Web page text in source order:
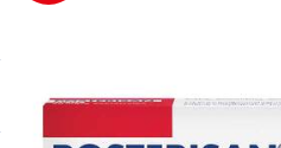
Gratis dazu
Bio & Genuss